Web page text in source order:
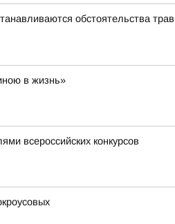
обстоятельства
в жизнь»
всероссийских конкурсов